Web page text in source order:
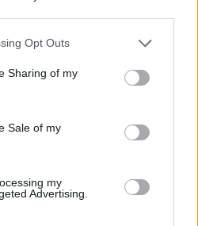
Opt Outs
Sharing of my
Sale of my
my
Advertising.